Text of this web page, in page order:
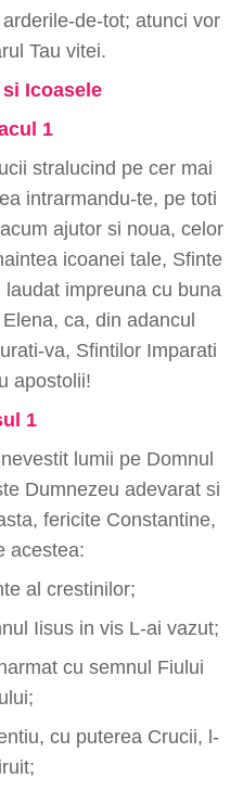
de-tot; atunci vor
Tau vitei.
Icoasele
1
stralucind pe cer mai
intrarmandu-te, pe toti
ajutor si noua, celor
icoanei tale, Sfinte
impreuna cu buna
ca, din adancul
va, Sfintilor Imparati
apostolii!
1
lumii pe Domnul
Dumnezeu adevarat si
fericite Constantine,
acestea:
al crestinilor;
Iisus in vis L-ai vazut;
cu semnul Fiului
cu puterea Crucii, l-